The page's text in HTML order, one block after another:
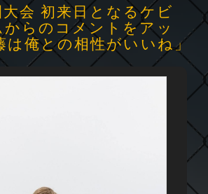
会 初来日となるケビ
らのコメントをアッ
俺との相性がいいね」